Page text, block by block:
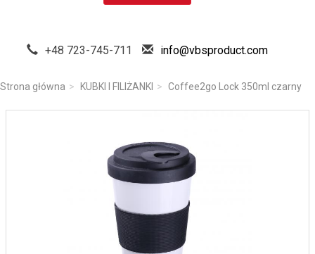
+48 723-745-711 info@vbsproduct.com
Strona główna KUBKI I FILIŻANKI Coffee2go Lock 350ml czarny